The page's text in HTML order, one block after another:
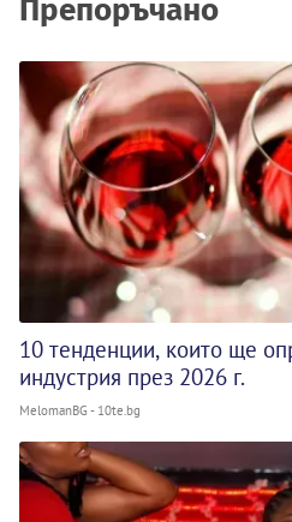
Препоръчано
10 тенденции, които ще
индустрия през 2026 г.
MelomanBG - 10te.bg